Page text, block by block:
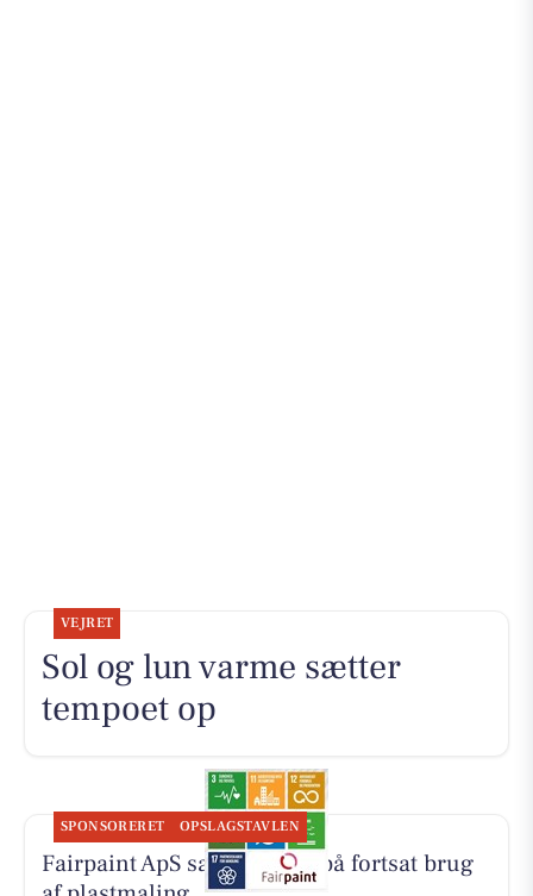
VEJRET
Sol og lun varme sætter
tempoet op
SPONSORERET OPSLAGSTAVLEN
Fairpaint ApS sætter fokus på fortsat brug